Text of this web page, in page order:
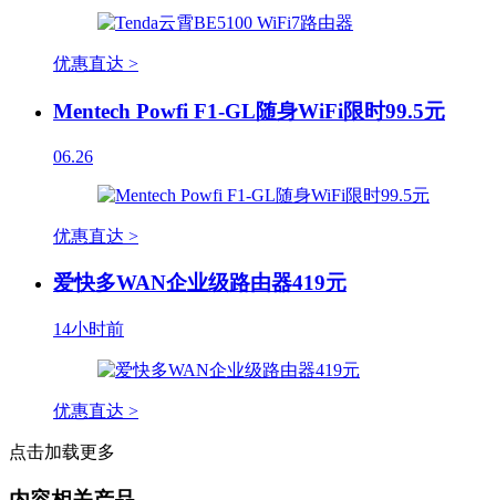
优惠直达 >
Mentech Powfi F1-GL随身WiFi限时99.5元
06.26
优惠直达 >
爱快多WAN企业级路由器419元
14小时前
优惠直达 >
点击加载更多